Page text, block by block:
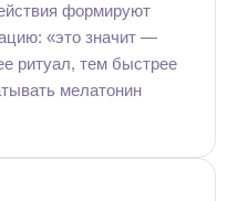
формируют
«это значит —
ритуал, тем быстрее
мелатонин